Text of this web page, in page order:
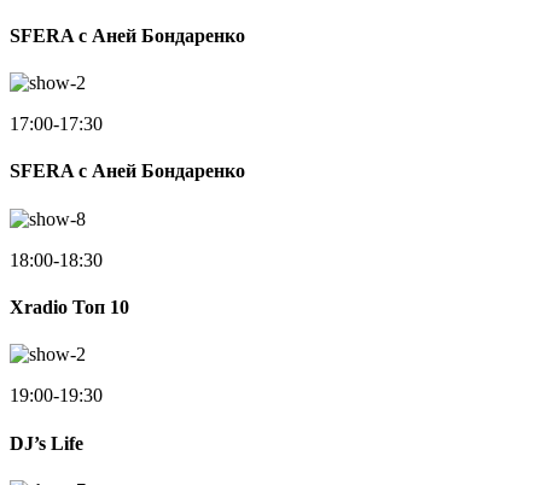
SFERA с Аней Бондаренко
17:00-17:30
SFERA с Аней Бондаренко
18:00-18:30
Xradio Топ 10
19:00-19:30
DJ’s Life